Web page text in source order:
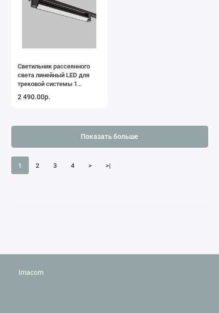
Светильник рассеянного
света линейный LED для
трековой системы 1
4200K, Черный
2 490.00р.
1 2 3 4 > >|
Показать больше
Imacom